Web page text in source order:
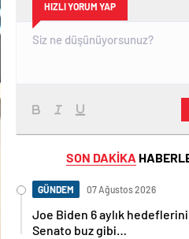
HIZLI YORUM YAP
SON DAKİKA
GÜNDEM 07 Ağustos 2026
Joe Biden 6 aylık hedeflerini
Senato buz gibi…